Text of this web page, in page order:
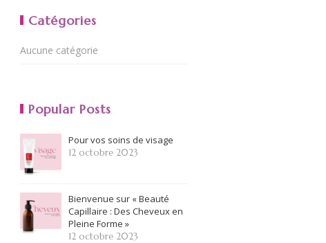
Catégories
Aucune catégorie
Popular Posts
Pour vos soins de visage
12 octobre 2023
Bienvenue sur « Beauté
Capillaire : Des Cheveux en
Pleine Forme »
12 octobre 2023